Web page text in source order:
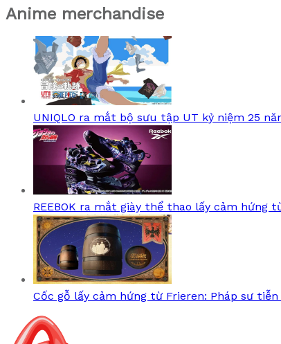
Anime merchandise
UNIQLO ra mắt bộ sưu tập UT kỷ niệm 25
REEBOK ra mắt giày thể thao lấy cảm hứng
Cốc gỗ lấy cảm hứng từ Frieren: Pháp sư